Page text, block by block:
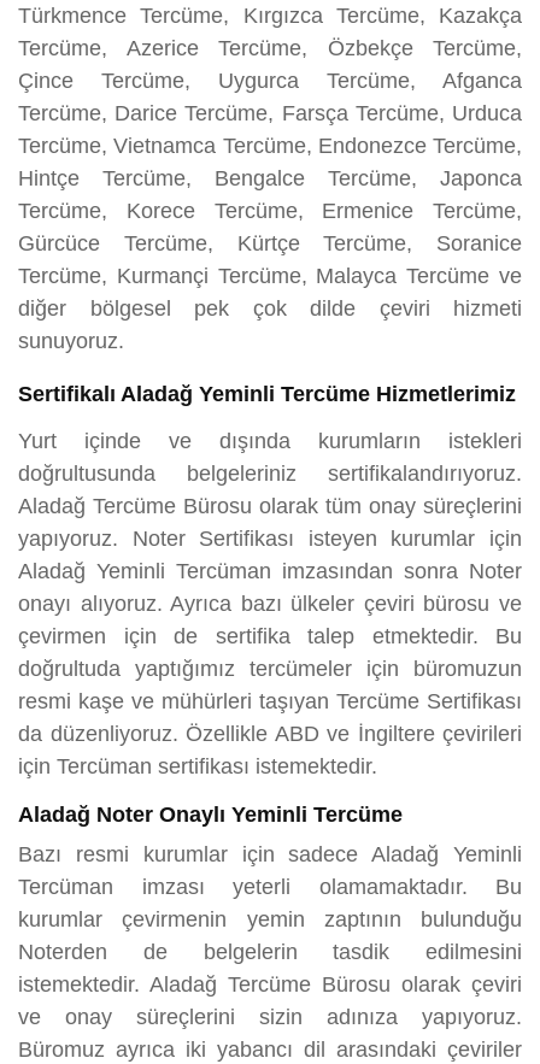
Türkmence Tercüme, Kırgızca Tercüme, Kazakça
Tercüme, Azerice Tercüme, Özbekçe Tercüme,
Çince Tercüme, Uygurca Tercüme, Afganca
Tercüme, Darice Tercüme, Farsça Tercüme, Urduca
Tercüme, Vietnamca Tercüme, Endonezce Tercüme,
Hintçe Tercüme, Bengalce Tercüme, Japonca
Tercüme, Korece Tercüme, Ermenice Tercüme,
Gürcüce Tercüme, Kürtçe Tercüme, Soranice
Tercüme, Kurmançi Tercüme, Malayca Tercüme ve
diğer bölgesel pek çok dilde çeviri hizmeti
sunuyoruz.
Sertifikalı Aladağ Yeminli Tercüme Hizmetlerimiz
Yurt içinde ve dışında kurumların istekleri
doğrultusunda belgeleriniz sertifikalandırıyoruz.
Aladağ Tercüme Bürosu olarak tüm onay süreçlerini
yapıyoruz. Noter Sertifikası isteyen kurumlar için
Aladağ Yeminli Tercüman imzasından sonra Noter
onayı alıyoruz. Ayrıca bazı ülkeler çeviri bürosu ve
çevirmen için de sertifika talep etmektedir. Bu
doğrultuda yaptığımız tercümeler için büromuzun
resmi kaşe ve mühürleri taşıyan Tercüme Sertifikası
da düzenliyoruz. Özellikle ABD ve İngiltere çevirileri
için Tercüman sertifikası istemektedir.
Aladağ Noter Onaylı Yeminli Tercüme
Bazı resmi kurumlar için sadece Aladağ Yeminli
Tercüman imzası yeterli olamamaktadır. Bu
kurumlar çevirmenin yemin zaptının bulunduğu
Noterden de belgelerin tasdik edilmesini
istemektedir. Aladağ Tercüme Bürosu olarak çeviri
ve onay süreçlerini sizin adınıza yapıyoruz.
Büromuz ayrıca iki yabancı dil arasındaki çeviriler